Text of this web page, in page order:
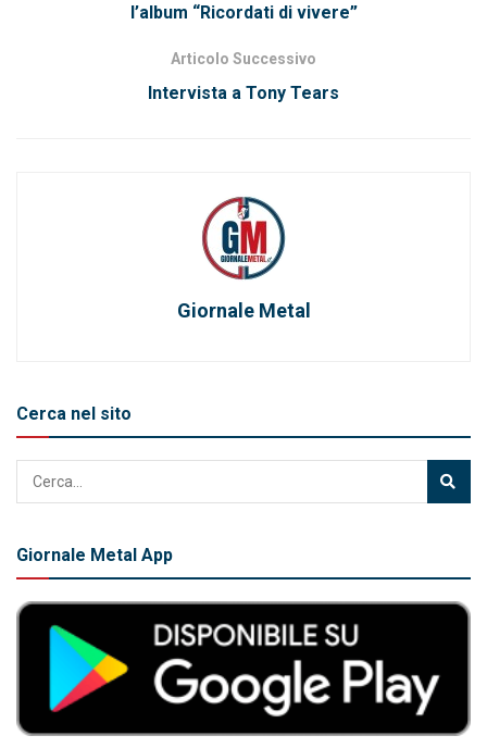
l’album “Ricordati di vivere”
Articolo Successivo
Intervista a Tony Tears
Giornale Metal
Cerca nel sito
Giornale Metal App